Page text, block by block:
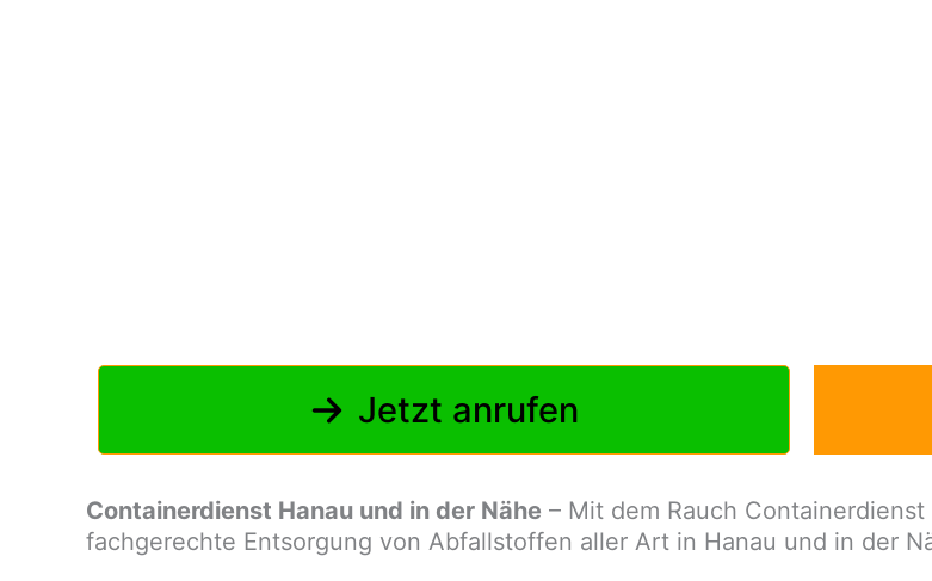
Jetzt anrufen
Containerdienst Hanau und in der Nähe – Mit dem Rauch
fachgerechte Entsorgung von Abfallstoffen aller Art in Hanau und in der